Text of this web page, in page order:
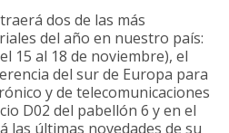
dos de las más
del año en nuestro país:
15 al 18 de noviembre), el
del sur de Europa para
y de telecomunicaciones
D02 del pabellón 6 y en el
las últimas novedades de su